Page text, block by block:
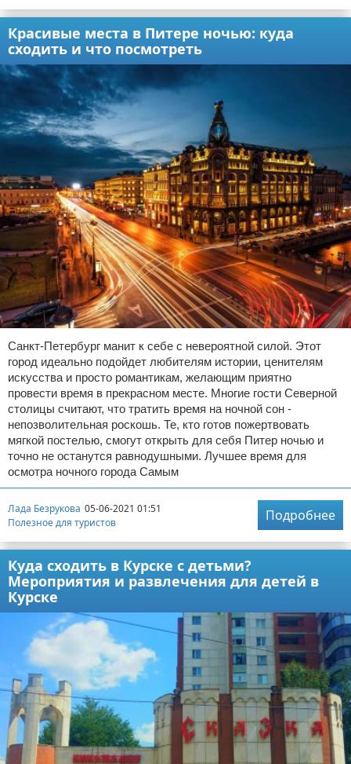
Красивые места в Питере ночью: куда
сходить и что посмотреть
Санкт-Петербург манит к себе с невероятной силой. Этот
город идеально подойдет любителям истории, ценителям
искусства и просто романтикам, желающим приятно
провести время в прекрасном месте. Многие гости Северной
столицы считают, что тратить время на ночной сон -
непозволительная роскошь. Те, кто готов пожертвовать
мягкой постелью, смогут открыть для себя Питер ночью и
точно не останутся равнодушными. Лучшее время для
осмотра ночного города Самым
Лада Безрукова 05-06-2021 01:51
Полезное для туристов
Подробнее
Куда сходить в Курске с детьми?
Мероприятия и развлечения для детей в
Курске